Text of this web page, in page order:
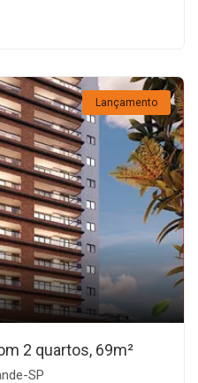
Lançamento
2 quartos, 69m²
SP